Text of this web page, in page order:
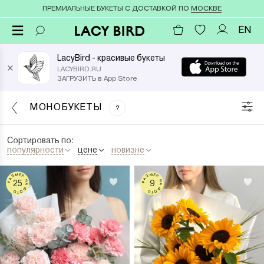
ПРЕМИАЛЬНЫЕ БУКЕТЫ С ДОСТАВКОЙ ПО МОСКВЕ
EN
×
LacyBird - красивые букеты
LACYBIRD.RU
ЗАГРУЗИТЬ в App Store
МОНОБУКЕТЫ ?
Сортировать по:
популярности
цене новизне
РАЗМЕР НА ФОТО
25 РАЗМЕР НА ФОТО
9